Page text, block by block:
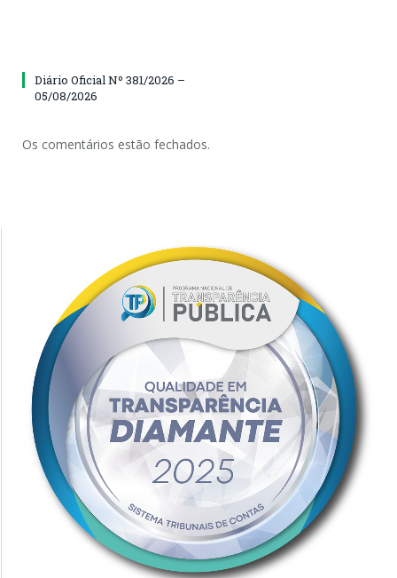
Diário Oficial Nº 381/2026 –
05/08/2026
Os comentários estão fechados.